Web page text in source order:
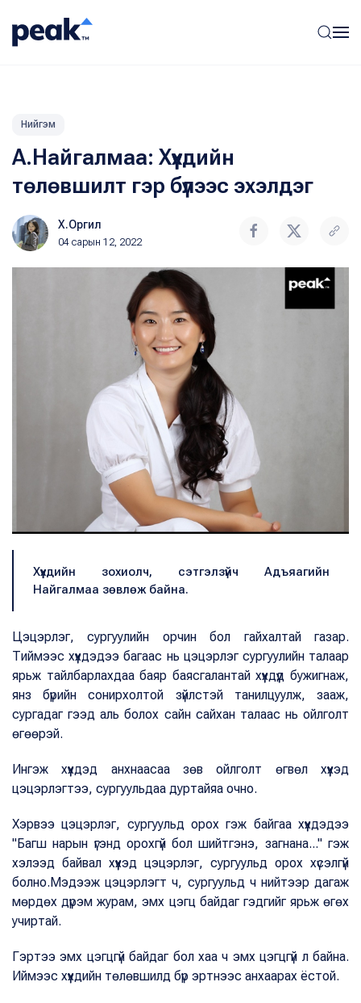
Нийгэм
А.Найгалмаа: Хүүхдийн
төлөвшилт гэр бүлээс эхэлдэг
Х.Оргил
04 сарын 12, 2022
Хүүхдийн зохиолч, сэтгэлзүйч Адъяагийн
Найгалмаа зөвлөж байна.
Цэцэрлэг, сургуулийн орчин бол гайхалтай газар.
Тиймээс хүүхдэдээ багаас нь цэцэрлэг сургуулийн талаар
ярьж тайлбарлахдаа баяр баясгалантай хүүхдүүд бужигнаж,
янз бүрийн сонирхолтой зүйлстэй танилцуулж, зааж,
сургадаг гээд аль болох сайн сайхан талаас нь ойлголт
өгөөрэй.
Ингэж хүүхдэд анхнаасаа зөв ойлголт өгвөл хүүхэд
цэцэрлэгтээ, сургуульдаа дуртайяа очно.
Хэрвээ цэцэрлэг, сургуульд орох гэж байгаа хүүхдэдээ
"Багш нарын үгэнд орохгүй бол шийтгэнэ, загнана..." гэж
хэлээд байвал хүүхэд цэцэрлэг, сургуульд орох хүсэлгүй
болно.Мэдээж цэцэрлэгт ч, сургуульд ч нийтээр дагаж
мөрдөх дүрэм журам, эмх цэгц байдаг гэдгийг ярьж өгөх
учиртай.
Гэртээ эмх цэгцгүй байдаг бол хаа ч эмх цэгцгүй л байна.
Иймээс хүүхдийн төлөвшилд бүр эртнээс анхаарах ёстой.